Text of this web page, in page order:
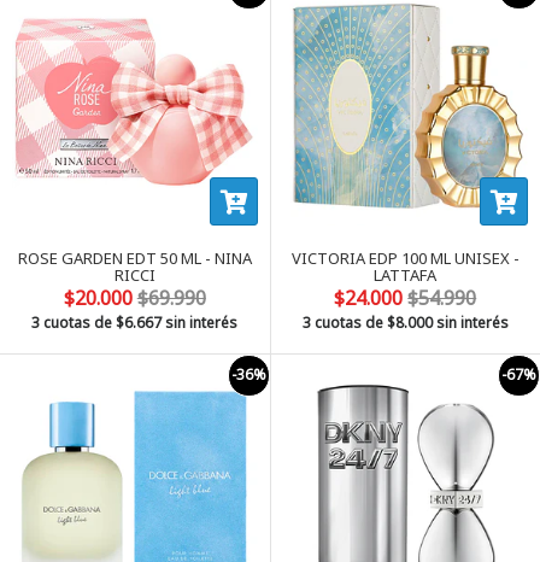
ROSE GARDEN EDT 50 ML - NINA
RICCI
$20.000$69.990
3 cuotas de$6.667sin interés
VICTORIA EDP 100 ML UNISEX -
LATTAFA
$24.000$54.990
3 cuotas de$8.000sin interés
-36% -67%